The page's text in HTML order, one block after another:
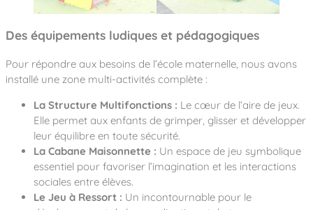
Des équipements ludiques et pédagogiques
Pour répondre aux besoins de l’école maternelle, nous avons
installé une zone multi-activités complète :
La Structure Multifonctions : Le cœur de l’aire de jeux.
Elle permet aux enfants de grimper, glisser et développer
leur équilibre en toute sécurité.
La Cabane Maisonnette : Un espace de jeu symbolique
essentiel pour favoriser l’imagination et les interactions
sociales entre élèves.
Le Jeu à Ressort : Un incontournable pour le